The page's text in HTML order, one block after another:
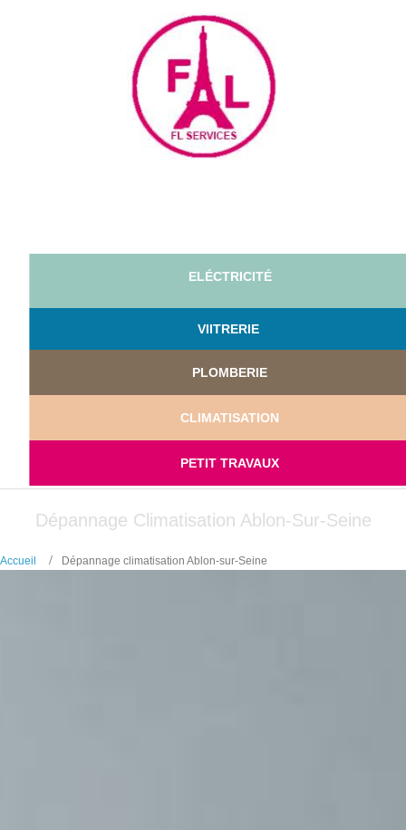
ELÉCTRICITÉ
VIITRERIE
PLOMBERIE
CLIMATISATION
PETIT TRAVAUX
Dépannage Climatisation Ablon-Sur-Seine
Accueil Dépannage climatisation Ablon-sur-Seine